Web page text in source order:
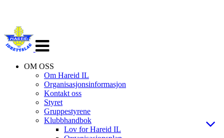
navigasjon
OM OSS
Om Hareid IL
Organisasjonsinformasjon
Kontakt oss
Styret
Gruppestyrene
Klubbhandbok
Lov for Hareid IL